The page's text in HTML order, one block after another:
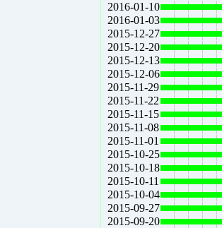
2016-01-10
2016-01-03
2015-12-27
2015-12-20
2015-12-13
2015-12-06
2015-11-29
2015-11-22
2015-11-15
2015-11-08
2015-11-01
2015-10-25
2015-10-18
2015-10-11
2015-10-04
2015-09-27
2015-09-20